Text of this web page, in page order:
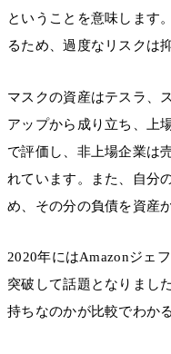
ということを意味します
るため、過度なリスクは
マスクの資産はテスラ、
アップから成り立ち、上
で評価し、非上場企業は
れています。また、自分
め、その分の負債を資産
2020年にはAmazonジェ
突破して話題となりまし
持ちなのかが比較でわか